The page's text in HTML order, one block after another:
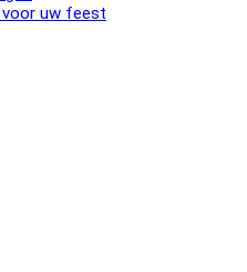
voor uw feest